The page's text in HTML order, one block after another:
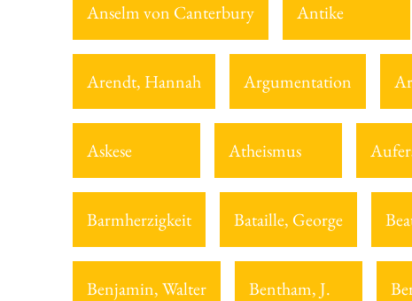
Anselm von Canterbury Antike
Arendt, Hannah Argumentation
Askese Atheismus
Barmherzigkeit Bataille, George
Benjamin, Walter Bentham, J.